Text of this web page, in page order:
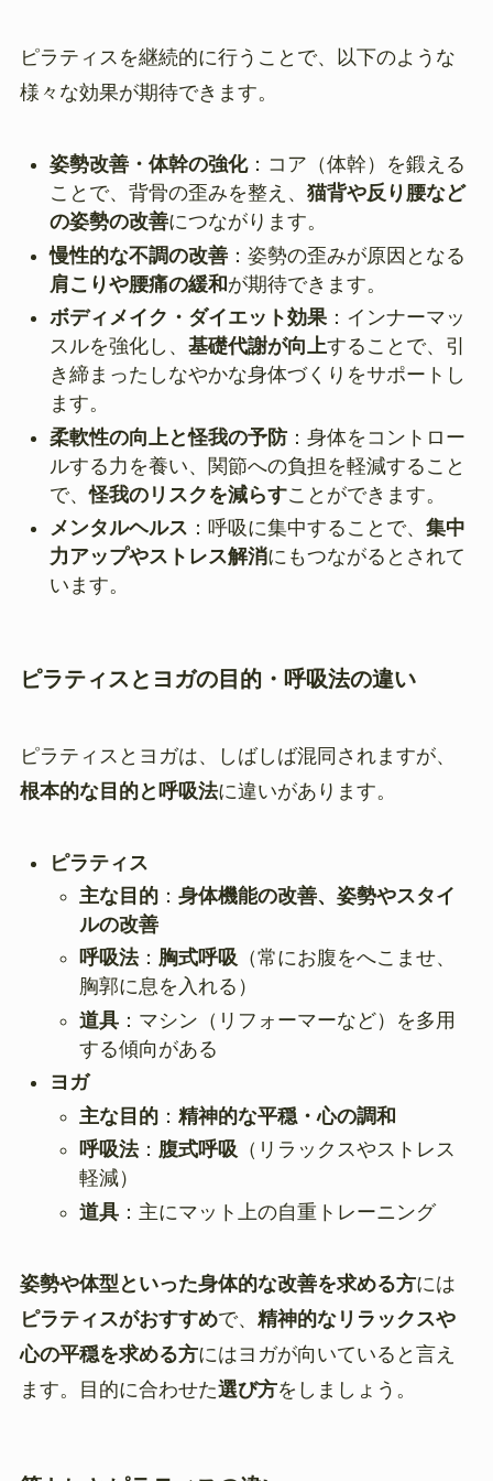
ピラティスを継続的に行うことで、以下のような
様々な効果が期待できます。
姿勢改善・体幹の強化：コア（体幹）を鍛える
ことで、背骨の歪みを整え、 猫背や反り腰など
の姿勢の改善につながります。
慢性的な不調の改善：姿勢の歪みが原因となる
肩こりや腰痛の緩和が期待できます。
ボディメイク・ダイエット効果：インナーマッ
スルを強化し、 基礎代謝が向上することで、引
き締まったしなやかな身体づくりをサポートし
ます。
柔軟性の向上と怪我の予防：身体をコントロー
ルする力を養い、関節への負担を軽減すること
で、怪我のリスクを減らすことができます。
メンタルヘルス ：呼吸に集中することで、 集中
力アップやストレス解消にもつながるとされて
います。
ピラティスとヨガの目的・呼吸法の違い
ピラティスとヨガは、しばしば混同されますが、
根本的な目的と呼吸法に違いがあります。
ピラティス
主な目的： 身体機能の改善、姿勢やスタイ
ルの改善
呼吸法： 胸式呼吸 （常にお腹をへこませ、
胸郭に息を入れる）
道具：マシン（リフォーマーなど）を多用
する傾向がある
ヨガ
主な目的： 精神的な平穏・心の調和
呼吸法： 腹式呼吸 （リラックスやストレス
軽減）
道具：主にマット上の自重トレーニング
姿勢や体型といった身体的な改善を求める方には
ピラティスがおすすめで、 精神的なリラックスや
心の平穏を求める方にはヨガが向いていると言え
ます。目的に合わせた選び方をしましょう。